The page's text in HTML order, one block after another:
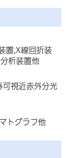
置,X線回折装
析装置他
視近赤外分光
トグラフ他